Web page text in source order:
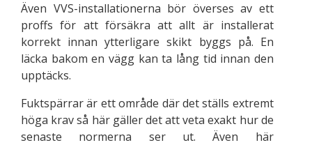
Även VVS-installationerna bör överses av ett
proffs för att försäkra att allt är installerat
korrekt innan ytterligare skikt byggs på. En
läcka bakom en vägg kan ta lång tid innan den
upptäcks.
Fuktspärrar är ett område där det ställs extremt
höga krav så här gäller det att veta exakt hur de
senaste normerna ser ut. Även här